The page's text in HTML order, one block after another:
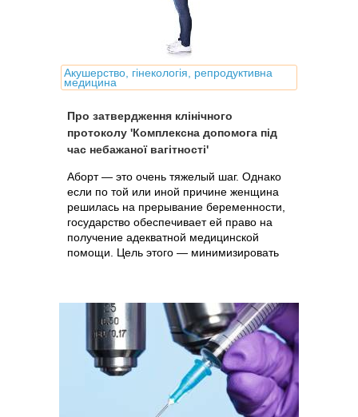
Акушерство, гінекологія, репродуктивна
медицина
Про затвердження клінічного
протоколу 'Комплексна допомога під
час небажаної вагітності'
Аборт — это очень тяжелый шаг. Однако
если по той или иной причине женщина
решилась на прерывание беременности,
государство обеспечивает ей право на
получение адекватной медицинской
помощи. Цель этого — минимизировать